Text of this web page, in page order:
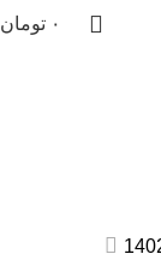
۰ تومان